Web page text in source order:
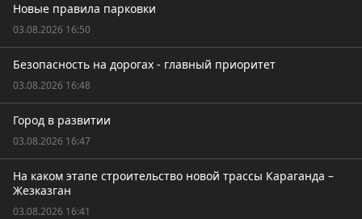
Новые правила парковки
03.08.2026 16:50
Безопасность на дорогах - главный приоритет
03.08.2026 16:48
Город в развитии
03.08.2026 16:47
На каком этапе строительство новой трассы Караганда –
Жезказган
03.08.2026 16:41